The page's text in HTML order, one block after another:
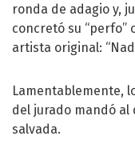
ronda de adagio y,
concretó su “perfo”
artista original:
Lamentablemente,
del jurado mandó al
salvada.